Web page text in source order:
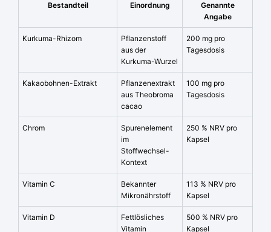
Bestandteil Einordnung
Genannte
Angabe
Kurkuma-Rhizom
Pflanzenstoff
aus der
Kurkuma-Wurzel
200 mg pro
Tagesdosis
Kakaobohnen-Extrakt
Pflanzenextrakt
aus Theobroma
cacao
100 mg pro
Tagesdosis
Chrom
Spurenelement
im
Stoffwechsel-
Kontext
250 % NRV pro
Kapsel
Vitamin C
Bekannter
Mikronährstoff
113 % NRV pro
Kapsel
Vitamin D
Fettlösliches
Vitamin
500 % NRV pro
Kapsel